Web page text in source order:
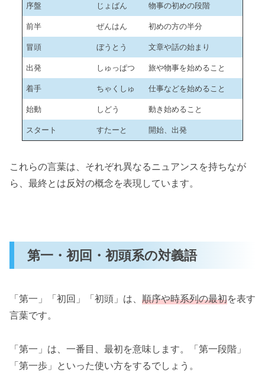
序盤 じょばん 物事の初めの段階
前半 ぜんはん 初めの方の半分
冒頭 ぼうとう 文章や話の始まり
出発 しゅっぱつ 旅や物事を始めること
着手 ちゃくしゅ 仕事などを始めること
始動 しどう 動き始めること
スタート すたーと 開始、出発
これらの言葉は、それぞれ異なるニュアンスを持ちなが
ら、最終とは反対の概念を表現しています。
第一・初回・初頭系の対義語
「第一」「初回」「初頭」は、 順序や時系列の最初を表す
言葉です。
「第一」は、一番目、最初を意味します。「第一段階」
「第一歩」といった使い方をするでしょう。